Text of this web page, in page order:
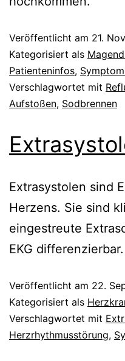
Veröffentlicht am 21.
Kategorisiert als
Patienteninfos,
Verschlagwortet mit
Aufstoßen, Sodbrennen
Extrasystolen sind
Herzens. Sie sind
eingestreute
EKG differenzierbar.
Veröffentlicht am 22.
Kategorisiert als
Verschlagwortet mit
Herzrhythmusstörung,